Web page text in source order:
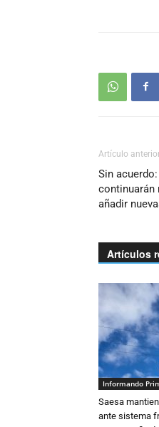
Artículo
Sin
continuarán
añadir
Artículos
Informando
Saesa
ante sistema